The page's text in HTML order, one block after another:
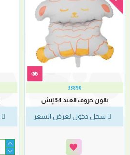
33890
بالون خروف العيد 34 إنش
سجل دخول لعرض السعر